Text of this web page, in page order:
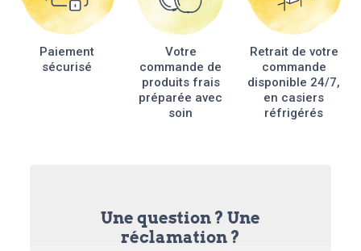
Paiement
sécurisé
Votre
commande de
produits frais
préparée avec
soin
Retrait de votre
commande
disponible 24/7,
en casiers
réfrigérés
Une question ? Une
réclamation ?